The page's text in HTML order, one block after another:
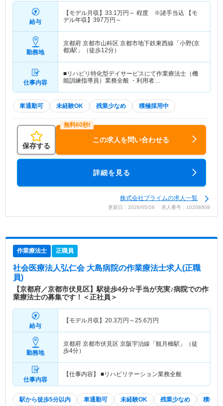
給与
【モデル月収】 33.1万円～ 程度 ※諸手当込 【モ
デル年収】 397万円～
勤務地
京都府 京都市山科区 京都市地下鉄東西線「小野(京
都)駅」（徒歩12分）
仕事内容
■リハビリ特化型デイサービスにて作業療法士（機
能訓練指導員）業務全般 ・利用者…
車通勤可 未経験OK 残業少なめ 積極採用中
保存する
この求人を問い合わせる
詳細を見る
株式会社プライムの求人一覧
更新日：2026/05/26 求人番号：10208809
作業療法士 正職員
社会医療法人弘仁会 大島病院の作業療法士求人(正職
員)
【京都府／京都市伏見区】駅徒歩4分☆手当が充実♪病院での作
業療法士の募集です！＜正社員＞
給与
【モデル月収】 20.3万円～25.6万円
勤務地
京都府 京都市伏見区 京阪宇治線「観月橋駅」（徒
歩4分）
仕事内容
【仕事内容】 ■リハビリテーション業務全般
駅から徒歩5分以内 車通勤可 未経験OK 残業少なめ 積極採